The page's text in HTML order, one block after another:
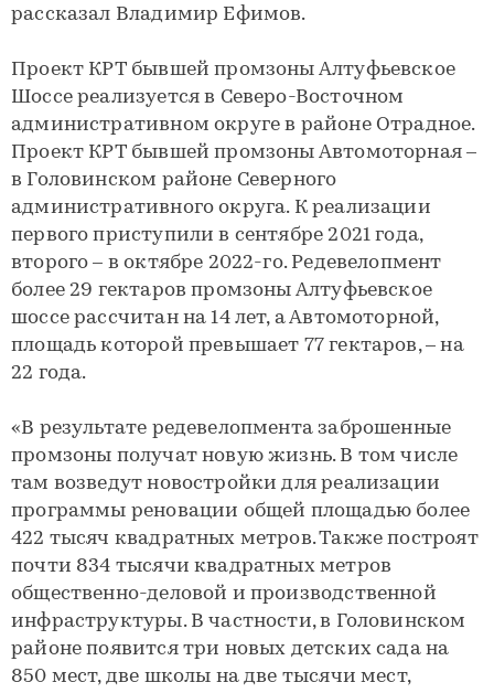
рассказал Владимир Ефимов.
​Проект КРТ бывшей промзоны Алтуфьевское
Шоссе реализуется в Северо-Восточном
административном округе в районе Отрадное.
Проект КРТ бывшей промзоны Автомоторная –
в Головинском районе Северного
административного округа. К реализации
первого приступили в сентябре 2021 года,
второго – в октябре 2022-го. Редевелопмент
более 29 гектаров промзоны Алтуфьевское
шоссе рассчитан на 14 лет, а Автомоторной,
площадь которой превышает 77 гектаров, – на
22 года.
«В результате редевелопмента заброшенные
промзоны получат новую жизнь. В том числе
там возведут новостройки для реализации
программы реновации общей площадью более
422 тысяч квадратных метров. Также построят
почти 834 тысячи квадратных метров
общественно-деловой и производственной
инфраструктуры. В частности, в Головинском
районе появится три новых детских сада на
850 мест, две школы на две тысячи мест,